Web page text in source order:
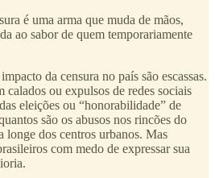
é uma arma que muda de mãos,
ao sabor de quem temporariamente
da censura no país são escassas.
calados ou expulsos de redes sociais
eleições ou “honorabilidade” de
são os abusos nos rincões do
longe dos centros urbanos. Mas
com medo de expressar sua